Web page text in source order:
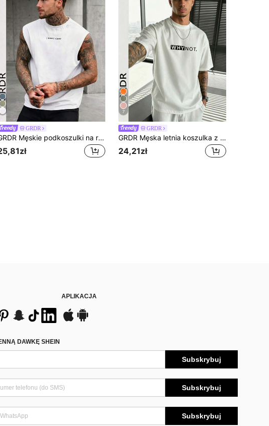
GRDR
GRDR Męskie podkoszulki na ramiączkach
7
GRDR
GRDR Męska letnia koszulka z krótkim rękawem i okrągłym dekoltem, z nadrukiem i napisem, wygodna i modna
24,21zł
APLIKACJA
DAWKĘ SHEIN
Subskrybuj
Subskrybuj
Subskrybuj